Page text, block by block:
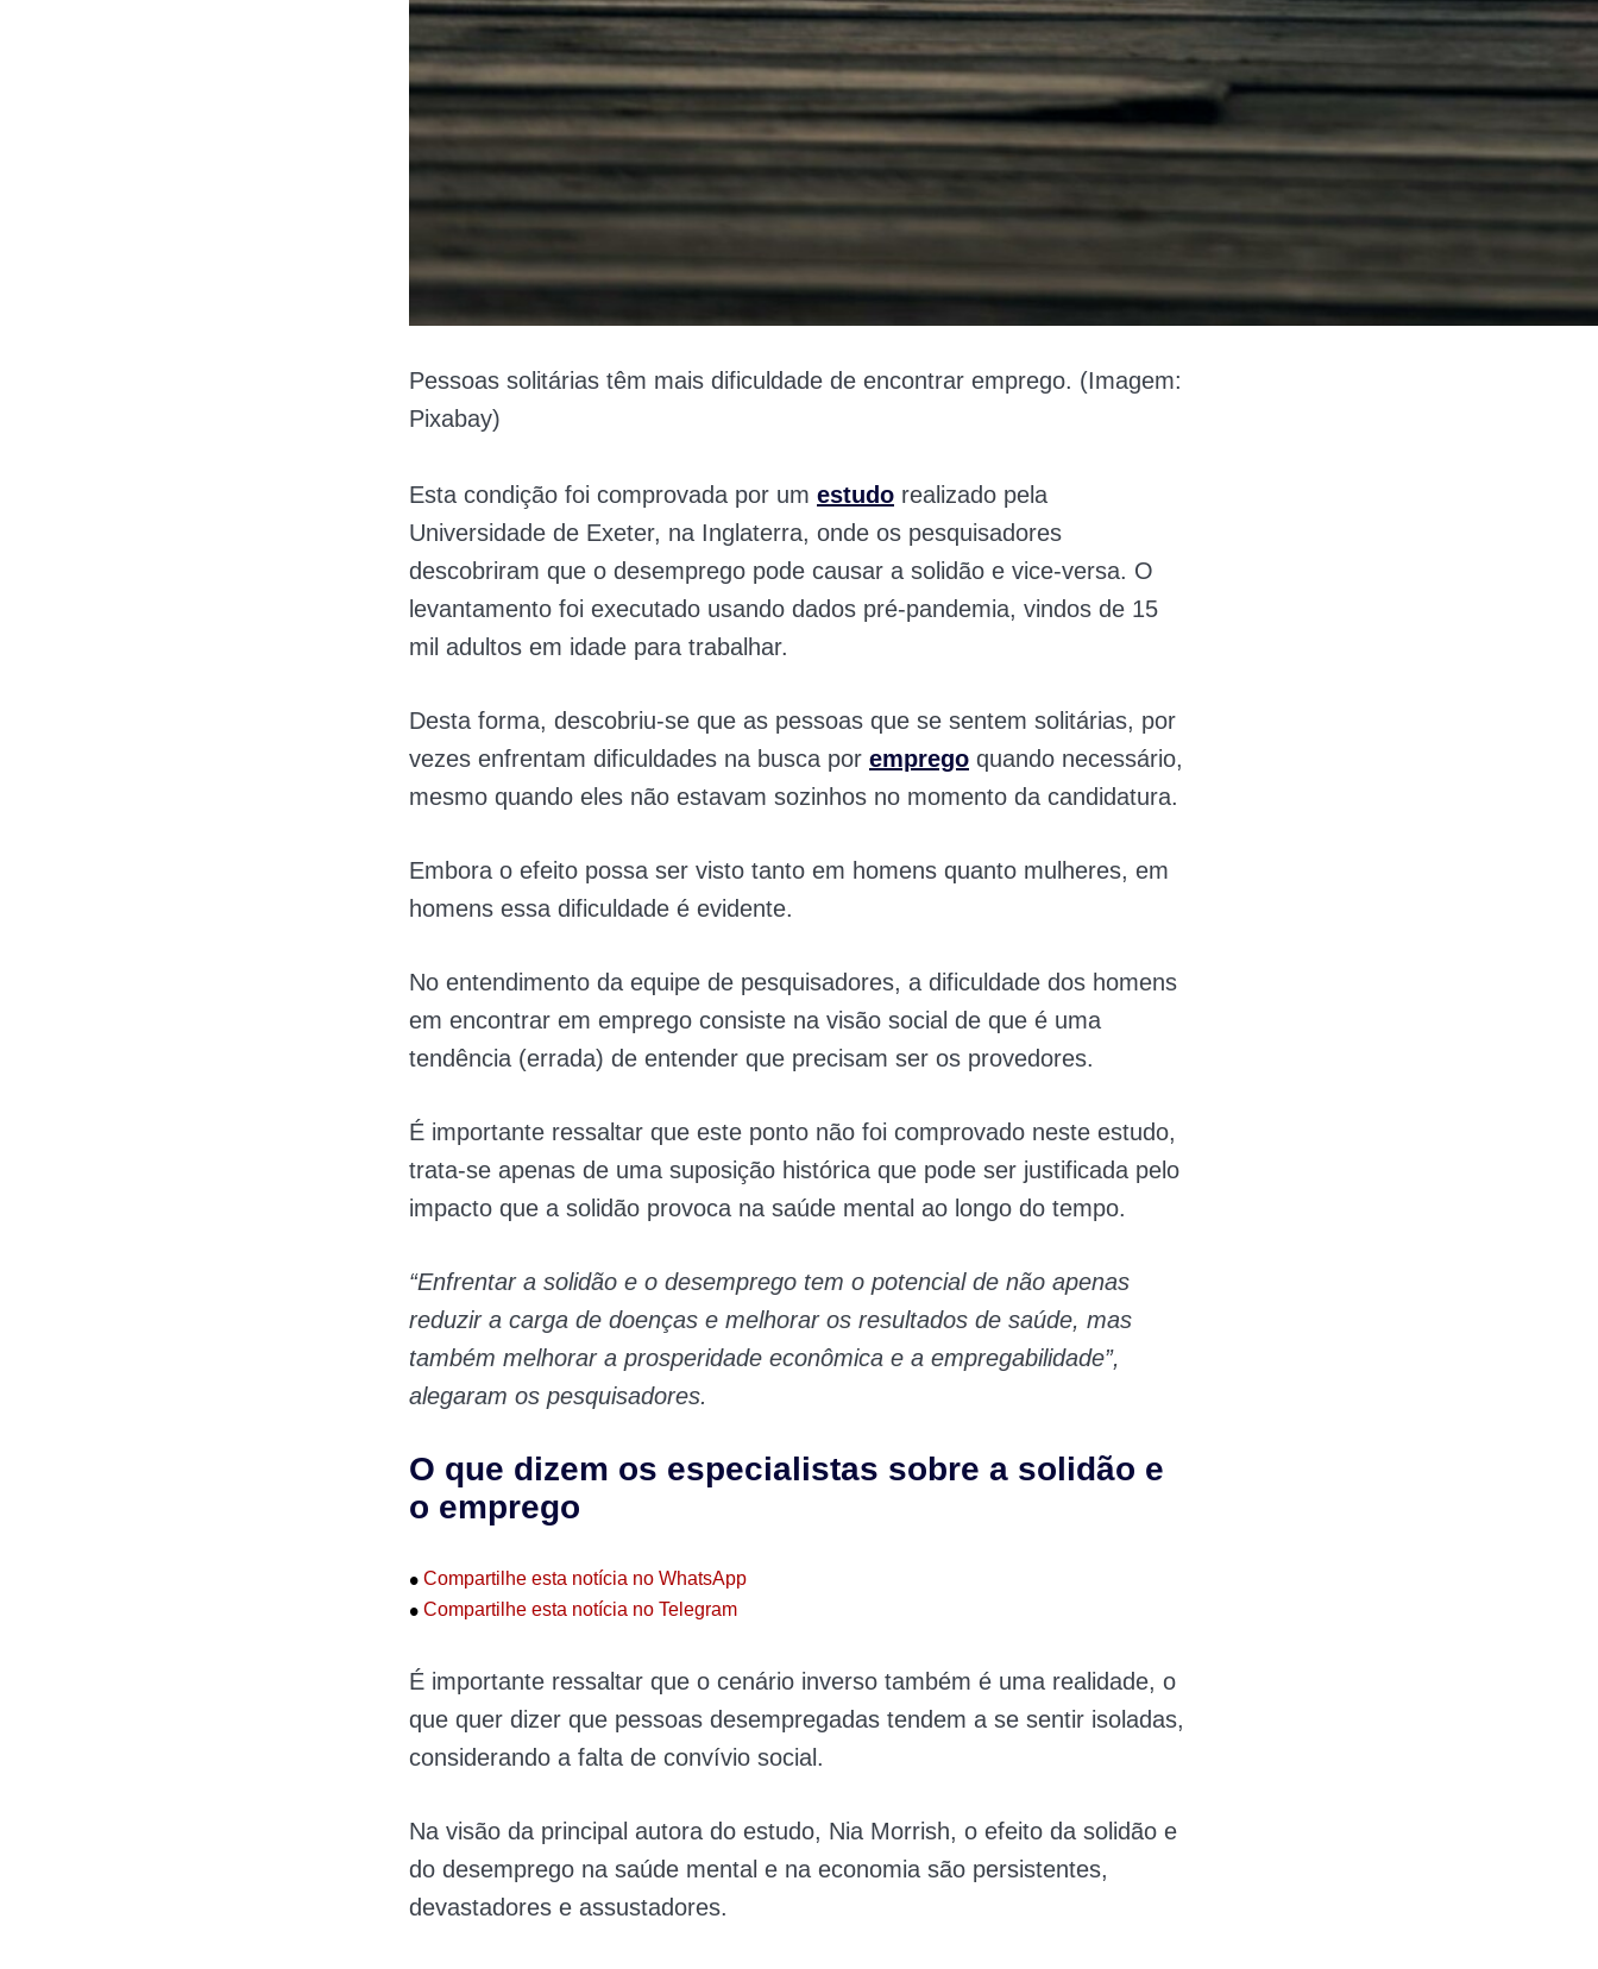
Pessoas solitárias têm mais dificuldade de encontrar emprego. (Imagem:
Pixabay)
Esta condição foi comprovada por um estudo realizado pela
Universidade de Exeter, na Inglaterra, onde os pesquisadores
descobriram que o desemprego pode causar a solidão e vice-versa. O
levantamento foi executado usando dados pré-pandemia, vindos de 15
mil adultos em idade para trabalhar.
Desta forma, descobriu-se que as pessoas que se sentem solitárias, por
vezes enfrentam dificuldades na busca por emprego quando necessário,
mesmo quando eles não estavam sozinhos no momento da candidatura.
Embora o efeito possa ser visto tanto em homens quanto mulheres, em
homens essa dificuldade é evidente.
No entendimento da equipe de pesquisadores, a dificuldade dos homens
em encontrar em emprego consiste na visão social de que é uma
tendência (errada) de entender que precisam ser os provedores.
É importante ressaltar que este ponto não foi comprovado neste estudo,
trata-se apenas de uma suposição histórica que pode ser justificada pelo
impacto que a solidão provoca na saúde mental ao longo do tempo.
“Enfrentar a solidão e o desemprego tem o potencial de não apenas
reduzir a carga de doenças e melhorar os resultados de saúde, mas
também melhorar a prosperidade econômica e a empregabilidade”,
alegaram os pesquisadores.
O que dizem os especialistas sobre a solidão e
o emprego
• Compartilhe esta notícia no WhatsApp
• Compartilhe esta notícia no Telegram
É importante ressaltar que o cenário inverso também é uma realidade, o
que quer dizer que pessoas desempregadas tendem a se sentir isoladas,
considerando a falta de convívio social.
Na visão da principal autora do estudo, Nia Morrish, o efeito da solidão e
do desemprego na saúde mental e na economia são persistentes,
devastadores e assustadores.